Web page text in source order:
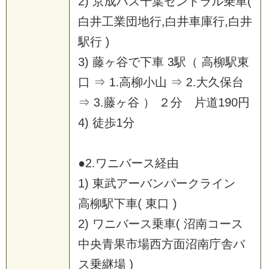
白井工業団地行,白井車庫行,白井
駅行 )
3) 藤ヶ谷で下車 3駅（ 高柳駅東
口 ⇒ 1.高柳小山 ⇒ 2.大久保台
⇒ 3.藤ヶ谷 ） ２分 片道190円
4) 徒歩1分
●2.ワニバース経由
1) 東武アーバンパークライン
高柳駅下車( 東口 )
2) ワニバース乗車( 沼南コース
中央青果市場西方面沼南庁舎バ
ス乗継場 )